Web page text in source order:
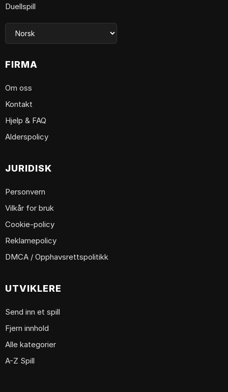
Duellspill
FIRMA
Om oss
Kontakt
Hjelp & FAQ
Alderspolicy
JURIDISK
Personvern
Vilkår for bruk
Cookie-policy
Reklamepolicy
DMCA / Opphavsrettspolitikk
UTVIKLERE
Send inn et spill
Fjern innhold
Alle kategorier
A-Z Spill